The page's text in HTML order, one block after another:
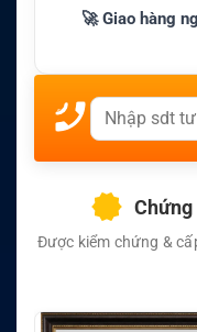
🚀 Giao hàng
Chứng
Được kiểm chứng &